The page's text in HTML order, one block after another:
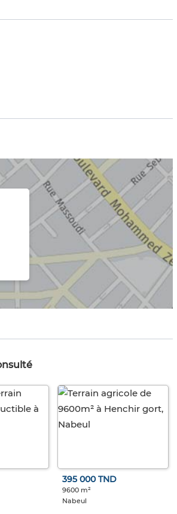
395 000 TND
9600 m²
Nabeul